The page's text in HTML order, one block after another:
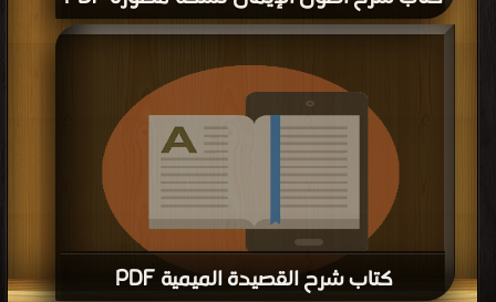
قراءة و تحميل كتاب كتاب شرح أصول الإيمان نسخة مصورة PDF مجانا | مكتبة >
كتب في اكبر منتدى| التحميل : مرة/مرات
كتاب شرح القصيدة الميمية PDF